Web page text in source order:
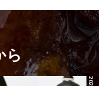
ら